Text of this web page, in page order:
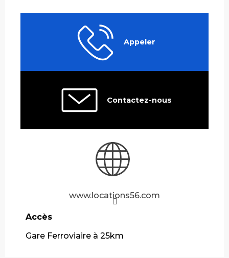
Appeler
Contactez-nous
www.locations56.com
Accès
Accès
Gare Ferroviaire à 25km